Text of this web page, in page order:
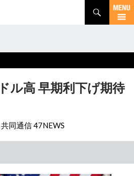
ル高 早期利下げ期待
共同通信 47NEWS